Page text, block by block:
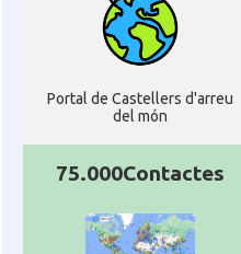
Portal de Castellers d'arreu
del món
75.000Contactes